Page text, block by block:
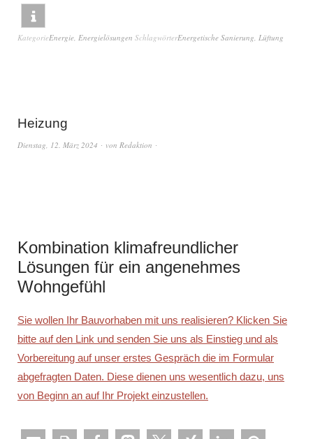
KategorieEnergie Energielösungen SchlagwörterEnergetische Sanierung Lüftung
Heizung
Dienstag, 12. März 2024 von Redaktion
Kombination klimafreundlicher
Lösungen für ein angenehmes
Wohngefühl
Sie wollen Ihr Bauvorhaben mit uns realisieren? Klicken Sie
bitte auf den Link und senden Sie uns als Einstieg und als
Vorbereitung auf unser erstes Gespräch die im Formular
abgefragten Daten. Diese dienen uns wesentlich dazu, uns
von Beginn an auf Ihr Projekt einzustellen.